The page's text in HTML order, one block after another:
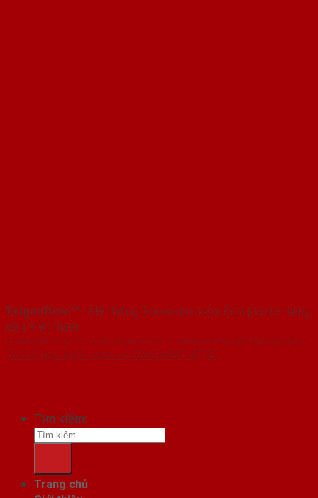
SaigonDoor™ - Hệ thống Showroom cửa Composite hàng
đầu Việt Nam
Copyright ⓒ 2016 – 2026 SaigonDoor™ - www.cuanhuacomposite.org |
Thiết kế Web & Vận hành bởi CÔNG NGHỆ VIỆT JSC
Tìm kiếm:
Trang chủ